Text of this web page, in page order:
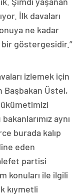
İlk davaları
ne kadar
bir göstergesidir.”
izlemek için
Başbakan Üstel,
aynı
burada kalıp
eden
partisi
konuları ile ilgili
kıymetli